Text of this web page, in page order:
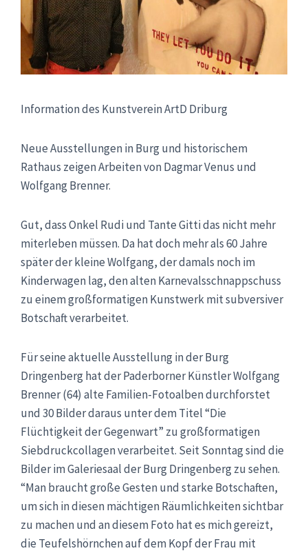
Information des Kunstverein ArtD Driburg
Neue Ausstellungen in Burg und historischem
Rathaus zeigen Arbeiten von Dagmar Venus und
Wolfgang Brenner.
Gut, dass Onkel Rudi und Tante Gitti das nicht mehr
miterleben müssen. Da hat doch mehr als 60 Jahre
später der kleine Wolfgang, der damals noch im
Kinderwagen lag, den alten Karnevalsschnappschuss
zu einem großformatigen Kunstwerk mit subversiver
Botschaft verarbeitet.
Für seine aktuelle Ausstellung in der Burg
Dringenberg hat der Paderborner Künstler Wolfgang
Brenner (64) alte Familien-Fotoalben durchforstet
und 30 Bilder daraus unter dem Titel “Die
Flüchtigkeit der Gegenwart” zu großformatigen
Siebdruckcollagen verarbeitet. Seit Sonntag sind die
Bilder im Galeriesaal der Burg Dringenberg zu sehen.
“Man braucht große Gesten und starke Botschaften,
um sich in diesen mächtigen Räumlichkeiten sichtbar
zu machen und an diesem Foto hat es mich gereizt,
die Teufelshörnchen auf dem Kopf der Frau mit